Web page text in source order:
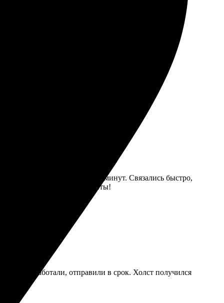
легко выбрать кадры. Качество просто
заняло всего несколько минут. Связались быстро,
запечатлеть важные моменты!
отработали, отправили в срок. Холст получился